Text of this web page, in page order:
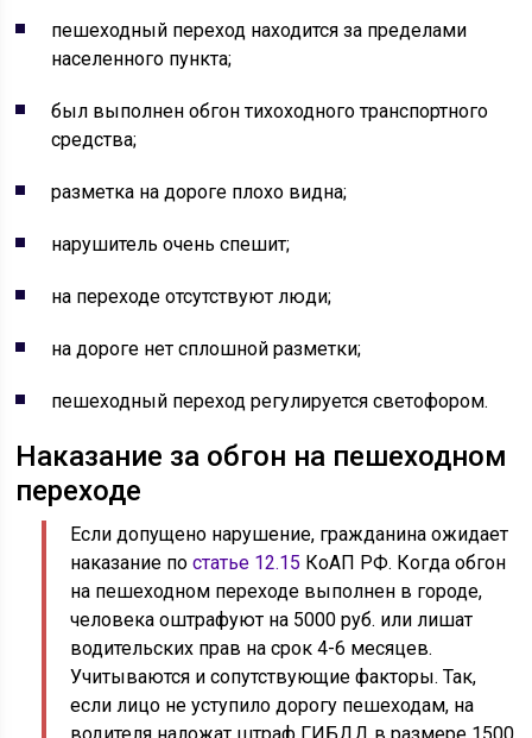
пешеходный переход находится за пределами
населенного пункта;
был выполнен обгон тихоходного транспортного
средства;
разметка на дороге плохо видна;
нарушитель очень спешит;
на переходе отсутствуют люди;
на дороге нет сплошной разметки;
пешеходный переход регулируется светофором.
Наказание за обгон на пешеходном
переходе
Если допущено нарушение, гражданина ожидает
наказание постатье 12.15 КоАП РФ. Когда обгон
на пешеходном переходе выполнен в городе,
человека оштрафуют на 5000 руб. или лишат
водительских прав на срок 4-6 месяцев.
Учитываются и сопутствующие факторы. Так,
если лицо не уступило дорогу пешеходам, на